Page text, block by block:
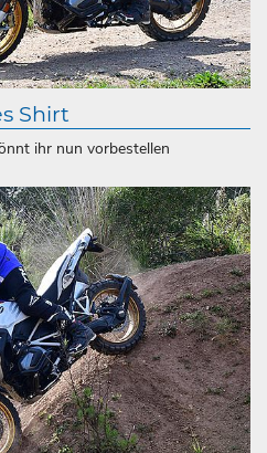
Shirt
ihr nun vorbestellen